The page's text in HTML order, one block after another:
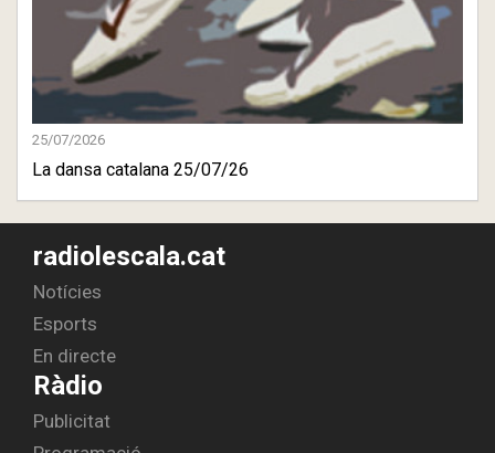
25/07/2026
La dansa catalana 25/07/26
radiolescala.cat
Notícies
Esports
En directe
Ràdio
Publicitat